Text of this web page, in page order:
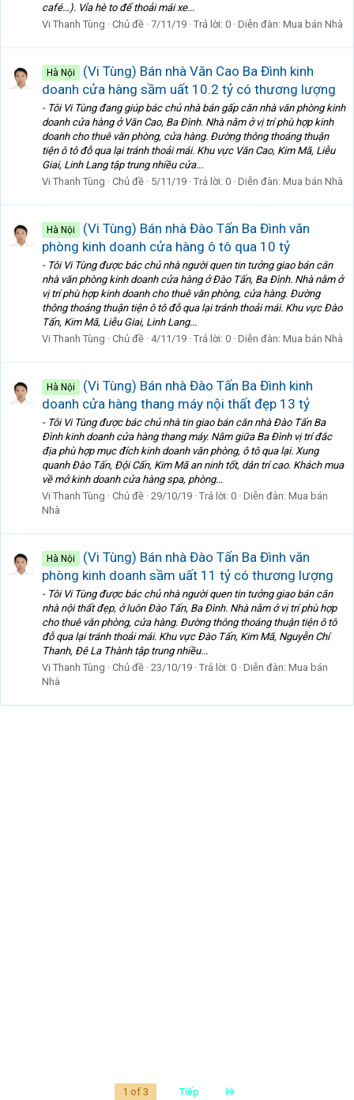
café…). Vỉa hè to để thoải mái xe...
Vi Thanh Tùng
Chủ đề 7/11/19 Trả lời: 0 Diễn đàn: Mua bán Nhà
Hà Nội
(Vi Tùng) Bán nhà Văn Cao Ba Đình kinh
doanh cửa hàng sầm uất 10.2 tỷ có thương lượng
- Tôi Vi Tùng đang giúp bác chủ nhà bán gấp căn nhà văn phòng kinh
doanh cửa hàng ở Văn Cao, Ba Đình. Nhà nằm ở vị trí phù hợp kinh
doanh cho thuê văn phòng, cửa hàng. Đường thông thoáng thuận
tiện ô tô đỗ qua lại tránh thoải mái. Khu vực Văn Cao, Kim Mã, Liễu
Giai, Linh Lang tập trung nhiều cửa...
Vi Thanh Tùng
Chủ đề 5/11/19 Trả lời: 0 Diễn đàn: Mua bán Nhà
Hà Nội
(Vi Tùng) Bán nhà Đào Tấn Ba Đình văn
phòng kinh doanh cửa hàng ô tô qua 10 tỷ
- Tôi Vi Tùng được bác chủ nhà người quen tin tưởng giao bán căn
nhà văn phòng kinh doanh cửa hàng ở Đào Tấn, Ba Đình. Nhà nằm ở
vị trí phù hợp kinh doanh cho thuê văn phòng, cửa hàng. Đường
thông thoáng thuận tiện ô tô đỗ qua lại tránh thoải mái. Khu vực Đào
Tấn, Kim Mã, Liễu Giai, Linh Lang...
Vi Thanh Tùng
Chủ đề 4/11/19 Trả lời: 0 Diễn đàn: Mua bán Nhà
Hà Nội
(Vi Tùng) Bán nhà Đào Tấn Ba Đình kinh
doanh cửa hàng thang máy nội thất đẹp 13 tỷ
- Tôi Vi Tùng được bác chủ nhà tin giao bán căn nhà Đào Tấn Ba
Đình kinh doanh cửa hàng thang máy. Nằm giữa Ba Đình vị trí đắc
địa phù hợp mục đích kinh doanh văn phòng, ô tô qua lại. Xung
quanh Đào Tấn, Đội Cấn, Kim Mã an ninh tốt, dân trí cao. Khách mua
về mở kinh doanh cửa hàng spa, phòng...
Vi Thanh Tùng
Chủ đề 29/10/19 Trả lời: 0 Diễn đàn: Mua bán
Nhà
Hà Nội
(Vi Tùng) Bán nhà Đào Tấn Ba Đình văn
phòng kinh doanh sầm uất 11 tỷ có thương lượng
- Tôi Vi Tùng được bác chủ nhà người quen tin tưởng giao bán căn
nhà nội thất đẹp, ở luôn Đào Tấn, Ba Đình. Nhà nằm ở vị trí phù hợp
cho thuê văn phòng, cửa hàng. Đường thông thoáng thuận tiện ô tô
đỗ qua lại tránh thoải mái. Khu vực Đào Tấn, Kim Mã, Nguyễn Chí
Thanh, Đê La Thành tập trung nhiều...
Vi Thanh Tùng
Chủ đề 23/10/19 Trả lời: 0 Diễn đàn: Mua bán
Nhà
1 of 3 Tiếp